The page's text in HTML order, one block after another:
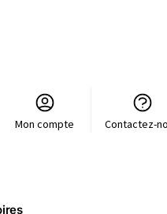
Mon compte Contactez-